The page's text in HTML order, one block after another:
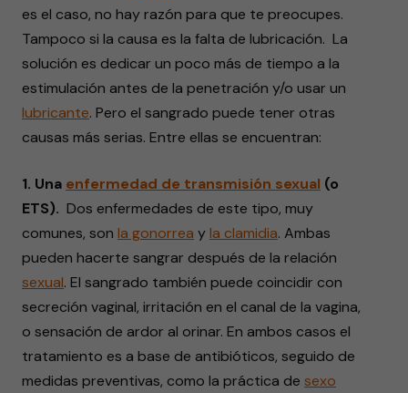
es el caso, no hay razón para que te preocupes.
Tampoco si la causa es la falta de lubricación. La
solución es dedicar un poco más de tiempo a la
estimulación antes de la penetración y/o usar un
lubricante. Pero el sangrado puede tener otras
causas más serias. Entre ellas se encuentran:
1. Una enfermedad de transmisión sexual (o
ETS). Dos enfermedades de este tipo, muy
comunes, son la gonorrea yla clamidia. Ambas
pueden hacerte sangrar después de la relación
sexual. El sangrado también puede coincidir con
secreción vaginal, irritación en el canal de la vagina,
o sensación de ardor al orinar. En ambos casos el
tratamiento es a base de antibióticos, seguido de
medidas preventivas, como la práctica de sexo